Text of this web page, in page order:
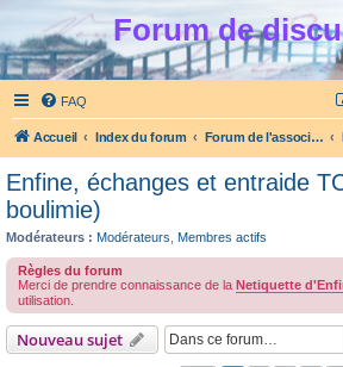
Forum de
FAQ
Accueil Index du forum Forum de l'association Enfine
Enfine, échanges et entraide
boulimie)
Modérateurs : Modérateurs Membres actifs
Règles du forum
Merci de prendre connaissance de la Netiquette
utilisation.
Nouveau sujet